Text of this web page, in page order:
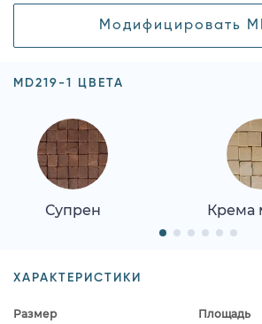
Модифицировать
MD219-1 ЦВЕТА
Супрен Крема
ХАРАКТЕРИСТИКИ
Размер Площадь